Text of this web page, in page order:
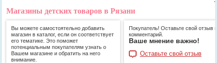
Магазины детских товаров в Рязани
Вы можете самостоятельно добавить
магазин в каталог, если он соответствует
его тематике. Это поможет
потенциальным покупателям узнать о
Вашем магазине и обратить на него
внимание.
Покупатель! Оставьте свой отзыв и
комментарий.
Ваше мнение важно!
Оставьте свой отзыв